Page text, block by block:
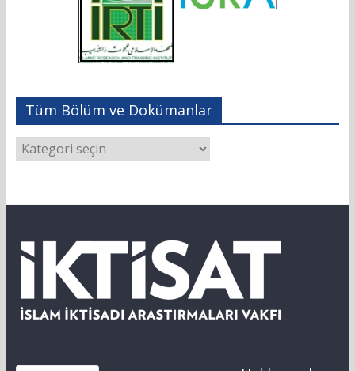
Tüm Bölüm ve Dokümanlar